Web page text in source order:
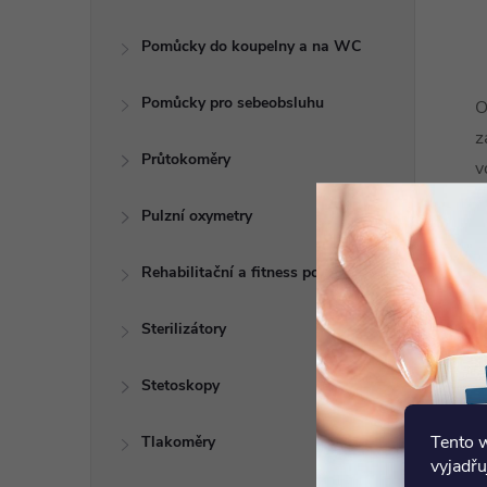
Tento
Pomůcky do koupelny a na WC
Pomůcky pro sebeobsluhu
Průtokoměry
Pulzní oxymetry
Rehabilitační a fitness pomůcky
Sterilizátory
Stetoskopy
Tlakoměry